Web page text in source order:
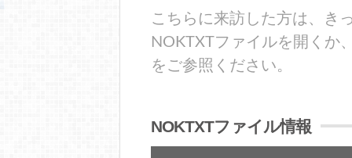
こちらに来訪した方は、き
NOKTXTファイルを開くか
をご参照ください。
NOKTXTファイル情報